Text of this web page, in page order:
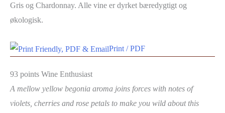
Gris og Chardonnay. Alle vine er dyrket bæredygtigt og
økologisk.
Print / PDF
93 points Wine Enthusiast
A mellow yellow begonia aroma joins forces with notes of
violets, cherries and rose petals to make you wild about this